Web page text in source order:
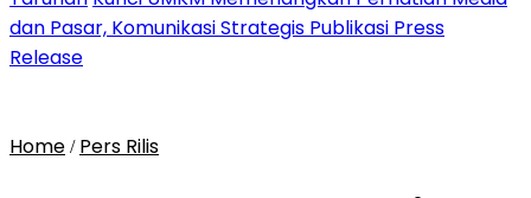
dan Pasar, Komunikasi Strategis Publikasi Press
Release
Home / Pers Rilis